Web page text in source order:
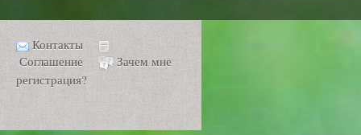
Контакты
Соглашение
Зачем мне
регистрация?